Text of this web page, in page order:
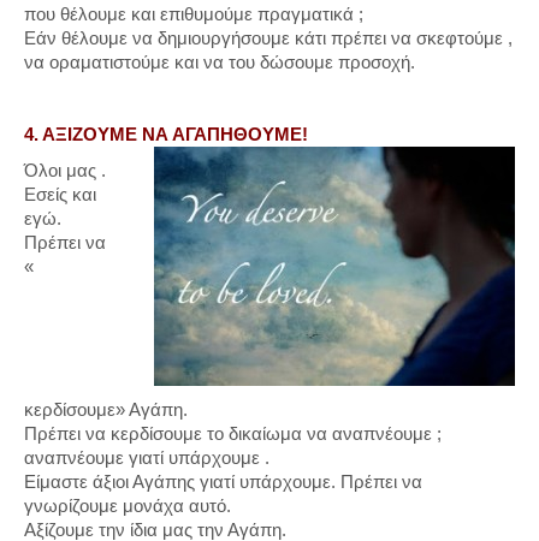
που θέλουμε και επιθυμούμε πραγματικά ;
Εάν θέλουμε να δημιουργήσουμε κάτι πρέπει να σκεφτούμε ,
να οραματιστούμε και να του δώσουμε προσοχή.
4. ΑΞΙΖΟΥΜΕ ΝΑ ΑΓΑΠΗΘΟΥΜΕ!
Όλοι μας .
Εσείς και
εγώ.
Πρέπει να
«
κερδίσουμε» Αγάπη.
Πρέπει να κερδίσουμε το δικαίωμα να αναπνέουμε ;
αναπνέουμε γιατί υπάρχουμε .
Είμαστε άξιοι Αγάπης γιατί υπάρχουμε. Πρέπει να
γνωρίζουμε μονάχα αυτό.
Αξίζουμε την ίδια μας την Αγάπη.